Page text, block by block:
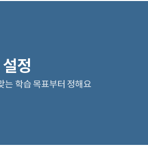
정
는 학습 목표부터 정해요